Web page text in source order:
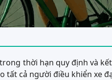
thời hạn quy định và
tất cả người điều khiển xe